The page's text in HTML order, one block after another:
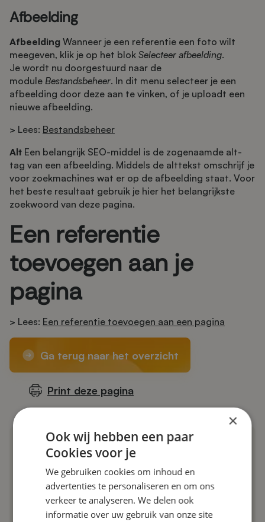
Afbeelding
Afbeelding Wanneer je een referentie een foto wilt
meegeven, klik je op het blok Selecteer afbeelding.
Je wordt nu doorgestuurd naar de
module Bestandsbeheer. In dit menu selecteer je een
afbeelding door deze aan te vinken, of je uploadt een
nieuwe afbeelding.
> Lees: Bestandsbeheer
Alt Een belangrijk SEO-middel is de zogenaamde alt-
tag van een afbeelding. Middels de alttekst omschrijf je
voor zoekmachines wat er op de afbeelding staat. Voor
het beste resultaat gebruik je hier het belangrijkste
zoekwoord van deze pagina.
Een referentie
toevoegen aan je
pagina
> Lees: Een referentie toevoegen aan een pagina
Ga terug naar het overzicht
Print deze pagina
Categorieën
CMS Introductie
Paginabeheer
Diensten
×
Ook wij hebben een paar
Cookies voor je
We gebruiken cookies om inhoud en
advertenties te personaliseren en om ons
verkeer te analyseren. We delen ook
informatie over uw gebruik van onze site